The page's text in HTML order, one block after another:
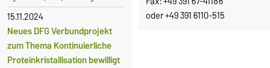
15.11.2024
Neues DFG Verbundprojekt
zum Thema Kontinuierliche
Proteinkristallisation bewilligt
oder +49 391 6110-515